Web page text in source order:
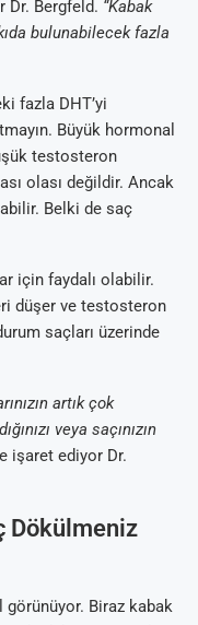
Dr. Bergfeld. “Kabak
bulunabilecek fazla
fazla DHT’yi
Büyük hormonal
testosteron
olası değildir. Ancak
Belki de saç
için faydalı olabilir.
düşer ve testosteron
saçları üzerinde
artık çok
veya saçınızın
işaret ediyor Dr.
Dökülmeniz
Biraz kabak